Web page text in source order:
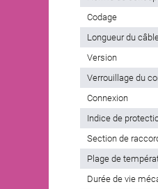
Codage
Longueur du
Version
Verrouillage du
Connexion
Indice de
Section de
Plage de
Durée de vie